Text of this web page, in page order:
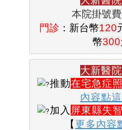
門診 ：新台幣120
幣300
大新醫
推動在宅急症
內容點
加入 屏東縣失
【 更多內容